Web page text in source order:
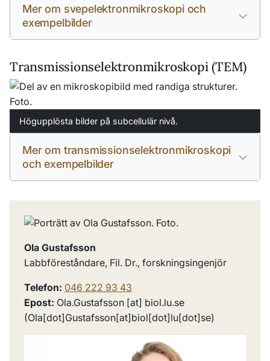
Mer om svepelektronmikroskopi och
exempelbilder
Transmissionselektronmikroskopi (TEM)
Högupplösta bilder på subcellulär nivå.
Mer om transmissionselektronmikroskopi
och exempelbilder
Ola Gustafsson
Labbföreståndare, Fil. Dr., forskningsingenjör
Telefon: 046 222 93 43
Epost: Ola.Gustafsson [at] biol.lu.se
(Ola[dot]Gustafsson[at]biol[dot]lu[dot]se)